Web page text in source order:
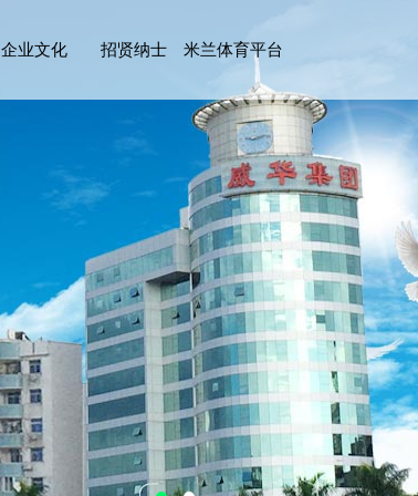
企业文化 招贤纳士 米兰体育平台
app官网_米
兰体育（中
国）